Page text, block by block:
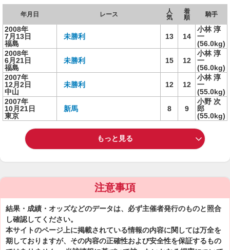
年月日 レース
人
気
着
順
騎手
2008年
7月13日
福島
未勝利 13 14
小林 淳
一
(56.0kg)
2008年
6月21日
福島
未勝利 15 12
小林 淳
一
(56.0kg)
2007年
12月2日
中山
未勝利 12 12
小林 淳
一
(55.0kg)
2007年
10月21日
東京
新馬 8 9
小野 次
郎
(55.0kg)
もっと見る
注意事項
結果・成績・オッズなどのデータは、必ず主催者発行のものと照合
し確認してください。
本サイトのページ上に掲載されている情報の内容に関しては万全を
期しておりますが、その内容の正確性および安全性を保証するもの